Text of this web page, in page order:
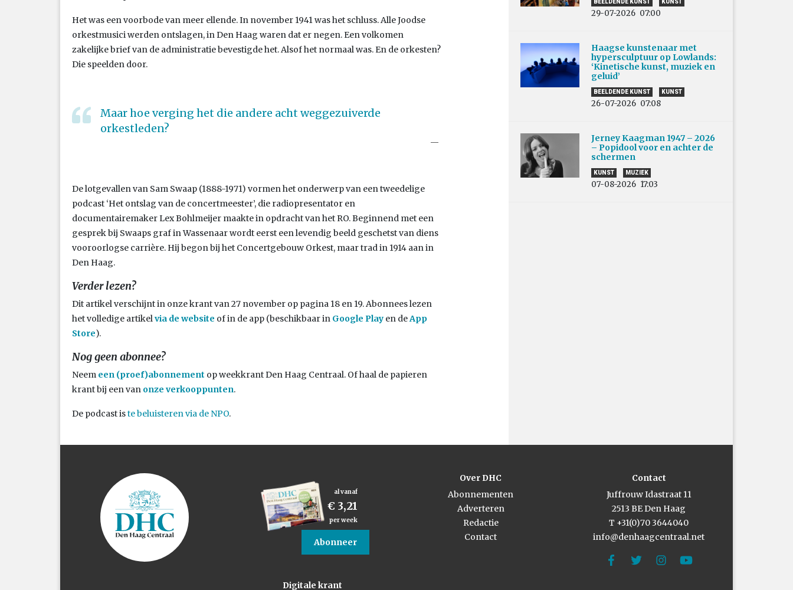
Het was een voorbode van meer ellende. In november 1941 was het schluss. Alle Joodse
orkestmusici werden ontslagen, in Den Haag waren dat er negen. Een volkomen
zakelijke brief van de administratie bevestigde het. Alsof het normaal was. En de orkesten?
Die speelden door.
Maar hoe verging het die andere acht weggezuiverde
orkestleden?
De lotgevallen van Sam Swaap (1888-1971) vormen het onderwerp van een tweedelige
podcast ‘Het ontslag van de concertmeester’, die radiopresentator en
documentairemaker Lex Bohlmeijer maakte in opdracht van het RO. Beginnend met een
gesprek bij Swaaps graf in Wassenaar wordt eerst een levendig beeld geschetst van diens
vooroorlogse carrière. Hij begon bij het Concertgebouw Orkest, maar trad in 1914 aan in
Den Haag.
Verder lezen?
Dit artikel verschijnt in onze krant van 27 november op pagina 18 en 19. Abonnees lezen
het volledige artikel via de website of in de app (beschikbaar in Google Play en deApp
Store).
Nog geen abonnee?
Neem een (proef)abonnement op weekkrant Den Haag Centraal. Of haal de papieren
krant bij een van onze verkooppunten.
De podcast iste beluisteren via de NPO.
BEELDENDE KUNST KUNST
29-07-2026 07:00
Haagse kunstenaar met
hypersculptuur op Lowlands:
‘Kinetische kunst, muziek en
geluid’
BEELDENDE KUNST KUNST
26-07-2026 07:08
Jerney Kaagman 1947 – 2026
– Popidool voor en achter de
schermen
KUNST MUZIEK
07-08-2026 17:03
al vanaf
€ 3,21
per week
Abonneer
Digitale krant
Over DHC
Abonnementen
Adverteren
Redactie
Contact
Contact
Juffrouw Idastraat 11
2513 BE Den Haag
T +31(0)70 3644040
info@denhaagcentraal.net